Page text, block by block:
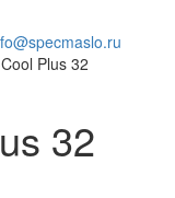
Plus 32
32